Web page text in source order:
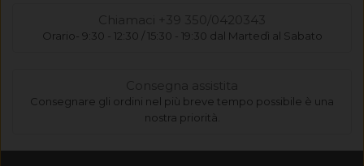
Chiamaci +39 350/0420343
Orario- 9:30 - 12:30 / 15:30 - 19:30 dal Martedì al Sabato
Consegna assistita
Consegnare gli ordini nel più breve tempo possibile è una
nostra priorità.